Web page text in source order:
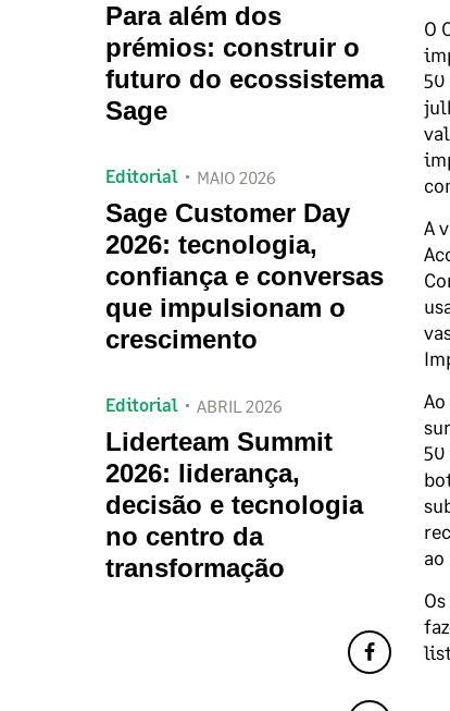
O
50
A
50
Para além dos
prémios: construir o
futuro do ecossistema
Sage
Editorial MAIO 2026
Sage Customer Day
2026: tecnologia,
confiança e conversas
que impulsionam o
crescimento
Editorial ABRIL 2026
Liderteam Summit
2026: liderança,
decisão e tecnologia
no centro da
transformação